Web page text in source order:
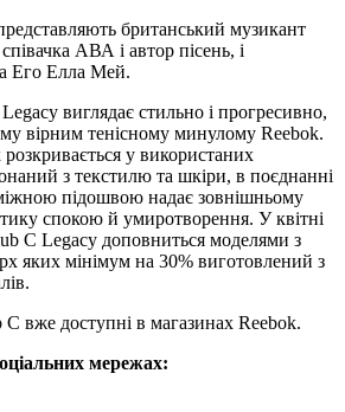
британський музикант
АВА і автор пісень, і
Его Елла Мей.
виглядає стильно і прогресивно,
вірним тенісному минулому Reebok.
розкривається у використаних
з текстилю та шкіри, в поєднанні
підошвою надає зовнішньому
спокою й умиротворення. У квітні
C Legacy доповниться моделями з
яких мінімум на 30% виготовлений з
вже доступні в магазинах Reebok.
мережах: